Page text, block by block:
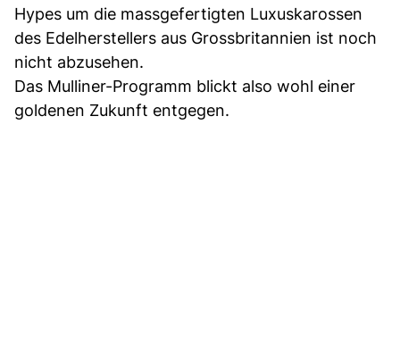
Hypes um die massgefertigten Luxuskarossen
des Edelherstellers aus Grossbritannien ist noch
nicht abzusehen.
Das Mulliner-Programm blickt also wohl einer
goldenen Zukunft entgegen.